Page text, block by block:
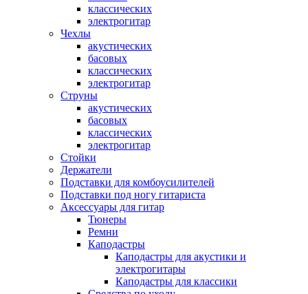
классических
электрогитар
Чехлы
акустических
басовых
классических
электрогитар
Струны
акустических
басовых
классических
электрогитар
Стойки
Держатели
Подставки для комбоусилителей
Подставки под ногу гитариста
Аксессуары для гитар
Тюнеры
Ремни
Каподастры
Каподастры для акустики и
электрогитары
Каподастры для классики